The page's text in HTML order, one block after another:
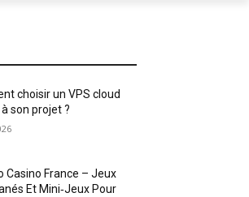
choisir un VPS cloud
son projet ?
Casino France – Jeux
Et Mini‑Jeux Pour